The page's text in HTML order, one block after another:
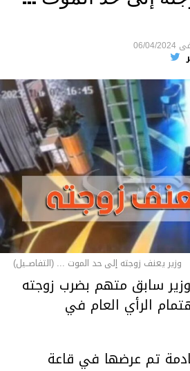
06/04/2024
وزير يعنف زوجته إلى حد الموت ... (التفاصــيل)
سابق متهم بضرب زوجته
الرأي العام في
تم عرضها في قاعة